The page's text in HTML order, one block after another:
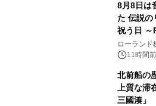
8月8日は
た 伝説の
祝う日
を展示し
催 英国ラ
ラムや、
アーティ
メーショ
ローランド
11時間前
北前船の
上質な滞
三國湊」